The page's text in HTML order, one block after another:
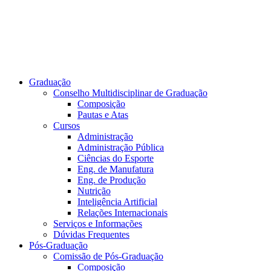
Graduação
Conselho Multidisciplinar de Graduação
Composição
Pautas e Atas
Cursos
Administração
Administração Pública
Ciências do Esporte
Eng. de Manufatura
Eng. de Produção
Nutrição
Inteligência Artificial
Relações Internacionais
Serviços e Informações
Dúvidas Frequentes
Pós-Graduação
Comissão de Pós-Graduação
Composição